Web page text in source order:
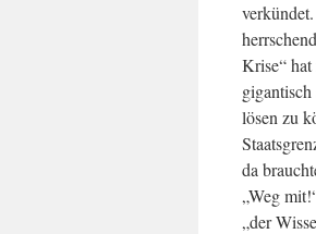
Krise“
lösen zu
da
„Weg
„der